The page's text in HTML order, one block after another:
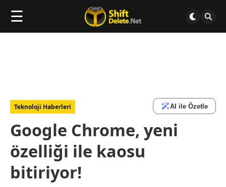
☰
Teknoloji Haberleri AI ile Özetle
Google Chrome, yeni
özelliği ile kaosu
bitiriyor!